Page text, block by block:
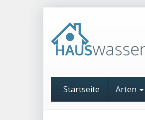
Startseite Arten